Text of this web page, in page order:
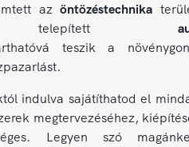
azöntözéstechnika
telepített
teszik a
indulva sajátíthatod el
megtervezéséhez,
Legyen szó